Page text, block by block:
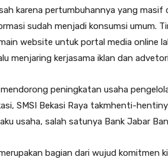
karena pertumbuhannya yang masif
sudah menjadi konsumsi umum.
website untuk portal media online
menjaring kerjasama iklan dan
peningkatan usaha
SMSI Bekasi Raya takmhenti-
usaha, salah satunya Bank Jabar
bagian dari wujud komitmen